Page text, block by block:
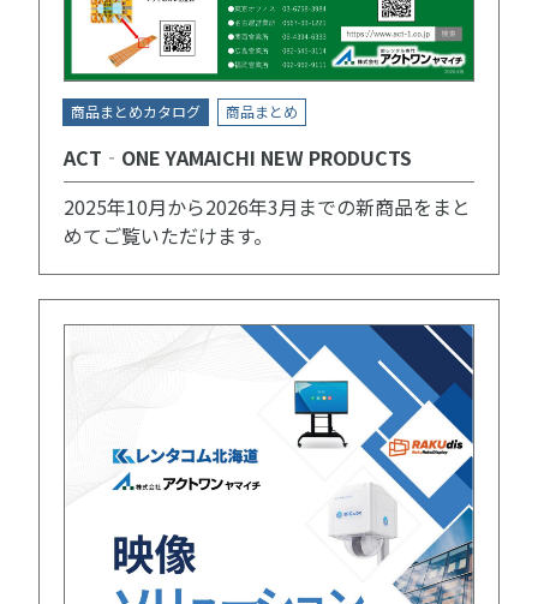
商品まとめカタログ 商品まとめ
ACT‐ONE YAMAICHI NEW PRODUCTS
2025年10月から2026年3月までの新商品をまと
めてご覧いただけます。